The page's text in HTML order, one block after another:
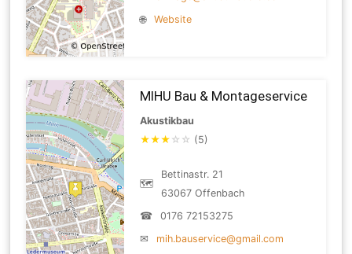
🌐
Website
MIHU Bau & Montageservice
Akustikbau
★★★ ☆ ☆ (5)
🗺
Bettinastr. 21
63067 Offenbach
☎
0176 72153275
✉
mih.bauservice@gmail.com